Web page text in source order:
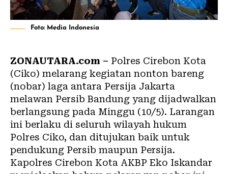
Foto: Media Indonesia
ZONAUTARA.com – Polres Cirebon Kota
(Ciko) melarang kegiatan nonton bareng
(nobar) laga antara Persija Jakarta
melawan Persib Bandung yang dijadwalkan
berlangsung pada Minggu (10/5). Larangan
ini berlaku di seluruh wilayah hukum
Polres Ciko, dan ditujukan baik untuk
pendukung Persib maupun Persija.
Kapolres Cirebon Kota AKBP Eko Iskandar